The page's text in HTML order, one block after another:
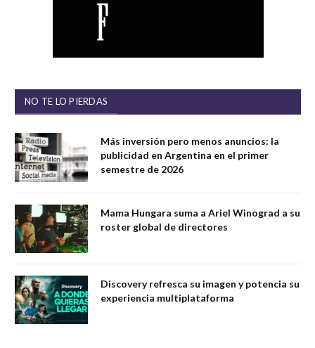
NO TE LO PIERDAS
Más inversión pero menos anuncios: la
publicidad en Argentina en el primer
semestre de 2026
Mama Hungara suma a Ariel Winograd a su
roster global de directores
Discovery refresca su imagen y potencia su
experiencia multiplataforma